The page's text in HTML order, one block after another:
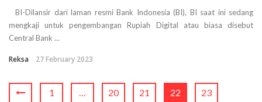
BI-Dilansir dari laman resmi Bank Indonesia (BI), BI saat ini sedang
mengkaji untuk pengembangan Rupiah Digital atau biasa disebut
Central Bank ...
Reksa 27 February 2023
1 … 20 21 22 23